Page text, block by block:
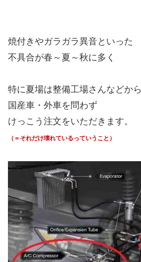
焼付きやガラガラ異音といった
不具合が春～夏～秋に多く
特に夏場は整備工場さんなどから
国産車・外車を問わず
けっこう注文をいただきます。
（＝それだけ壊れているっていうこと）